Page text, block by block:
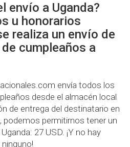
envío a Uganda?
u honorarios
realiza un envío de
cumpleaños a
envía todos los
desde el almacén local
de entrega del destinatario en
podemos permitirnos tener un
27 USD. ¡Y no hay